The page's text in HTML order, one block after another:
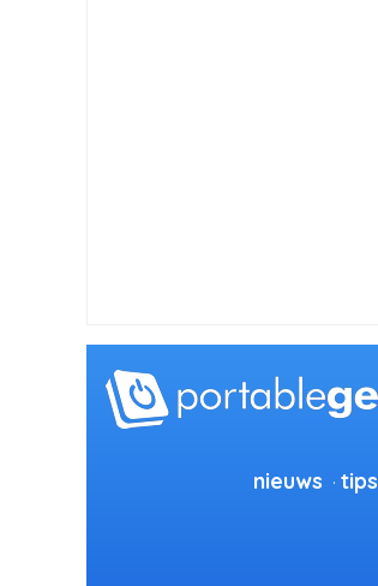
nieuws tips